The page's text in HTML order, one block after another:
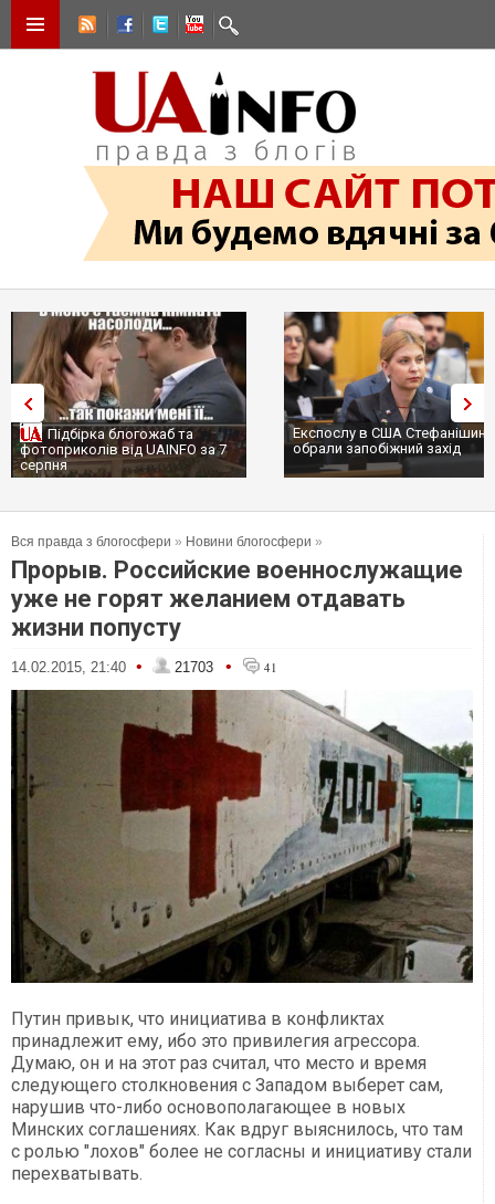
Підбірка блогожаб та
фотоприколів від UAINFO за 7
серпня
Експослу в США
обрали запобіжний захід
Вся правда з блогосфери » Новини блогосфери »
Прорыв. Российские военнослужащие
уже не горят желанием отдавать
жизни попусту
14.02.2015, 21:40 • 21703 • 41
Путин привык, что инициатива в конфликтах
принадлежит ему, ибо это привилегия агрессора.
Думаю, он и на этот раз считал, что место и время
следующего столкновения с Западом выберет сам,
нарушив что-либо основополагающее в новых
Минских соглашениях. Как вдруг выяснилось, что там
с ролью "лохов" более не согласны и инициативу стали
перехватывать.